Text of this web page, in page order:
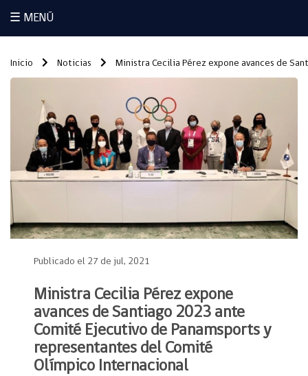
☰ MENÚ
Inicio Noticias Ministra Cecilia Pérez expone avances de
Publicado el 27 de jul, 2021
Ministra Cecilia Pérez expone
avances de Santiago 2023 ante
Comité Ejecutivo de Panamsports y
representantes del Comité
Olímpico Internacional